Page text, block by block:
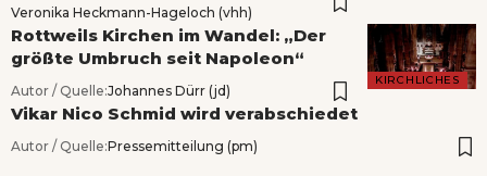
Veronika Heckmann-Hageloch (vhh)
KIRCHLICHES
Rottweils Kirchen im Wandel: „Der
größte Umbruch seit Napoleon“
Autor / Quelle:Johannes Dürr (jd)
Vikar Nico Schmid wird verabschiedet
Autor / Quelle:Pressemitteilung (pm)